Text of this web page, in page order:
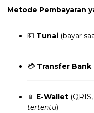
Metode Pembayaran
💵 Tunai (bayar
💳 Transfer Bank
📱 E-Wallet
tertentu)